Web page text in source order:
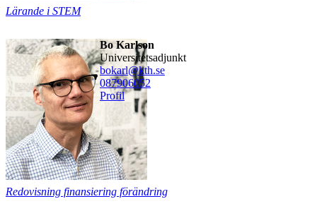
Lärande i STEM
Bo Karlson
universitetsadjunkt
bokarl@kth.se
087906052
Profil
Redovisning finansiering förändring